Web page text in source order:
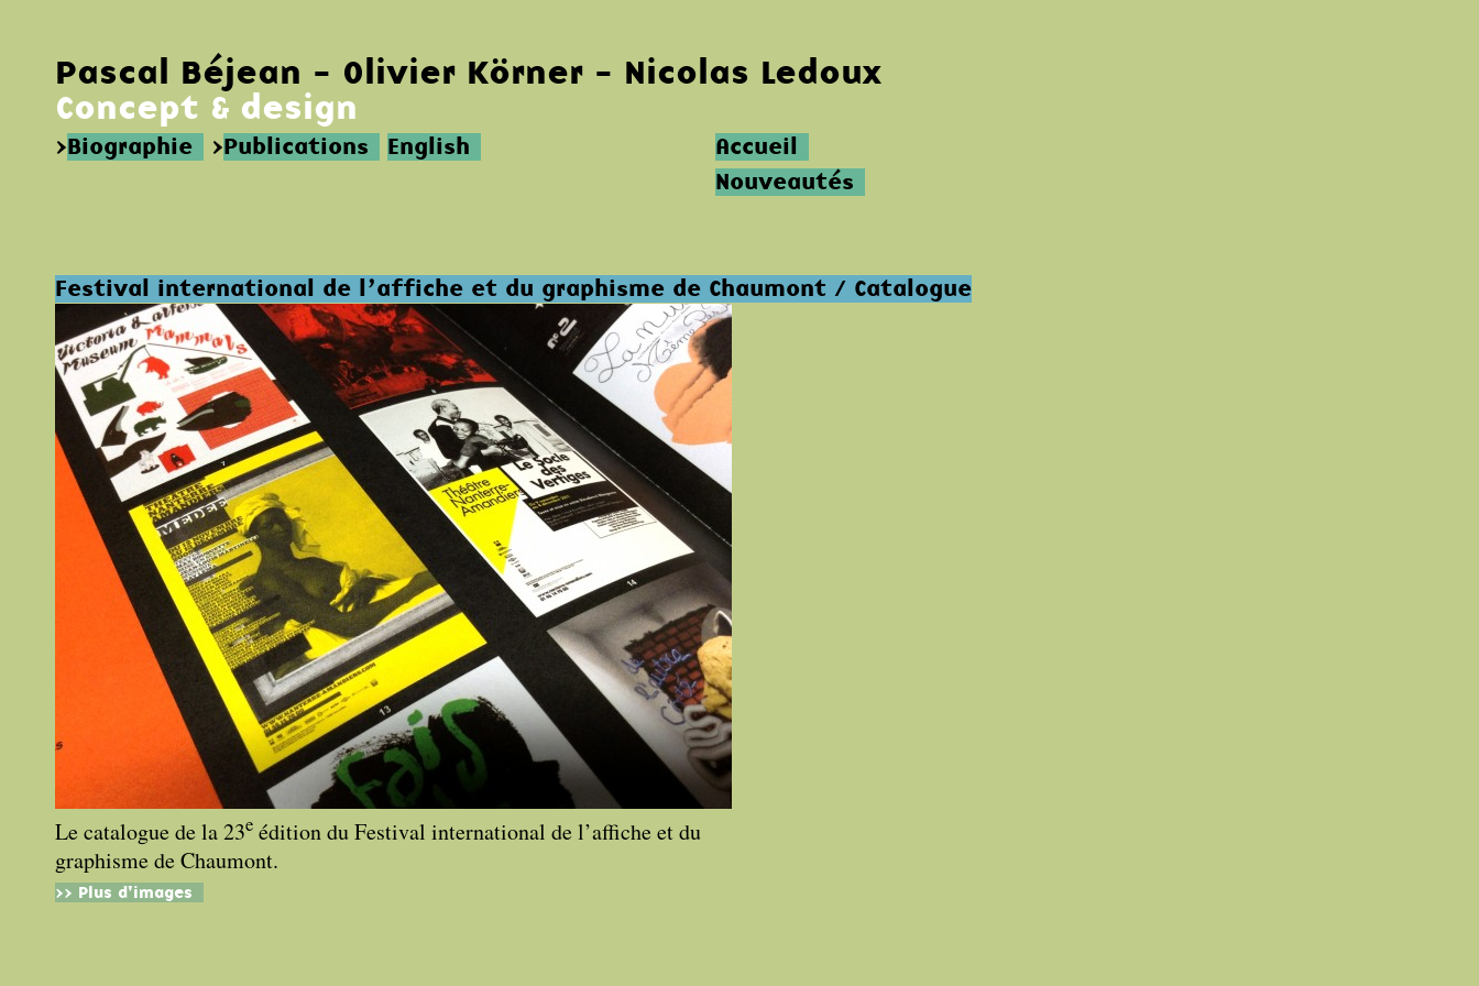
Pascal Béjean - Olivier Körner - Nicolas Ledoux
Concept & design
Accueil
Nouveautés
>Biographie >Publications English
Festival international de l’affiche et du graphisme de Chaumont / Catalogue
Le catalogue de la 23e édition du Festival international de l’affiche et du
graphisme de Chaumont.
>> Plus d'images